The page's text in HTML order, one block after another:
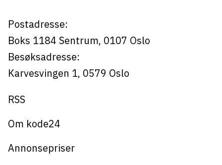
Postadresse:
Boks 1184 Sentrum, 0107 Oslo
Besøksadresse:
Karvesvingen 1, 0579 Oslo
RSS
Om kode24
Annonsepriser